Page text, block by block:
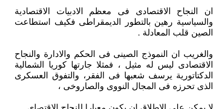
ان النجاح الاقتصادى فى معظم الادبيات الاقتصادية
والسياسية رهين بالتطور الديمقراطى فكيف استطاعت
الصين قلب المعادلة .
والغريب ان النموذج الصينى فى الحكم والادارة والنجاح
الاقتصادى ليس له مثيل ، فمثلا جارتها كوريا الشمالية
الدكتاتورية يرسف شعبها فى الفقر، والتفوق العسكرى
الذى تحرزه فى المجال النووى والصاروخى ،